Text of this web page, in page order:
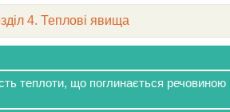
4. Теплові явища
теплоти, що поглинається речовиною